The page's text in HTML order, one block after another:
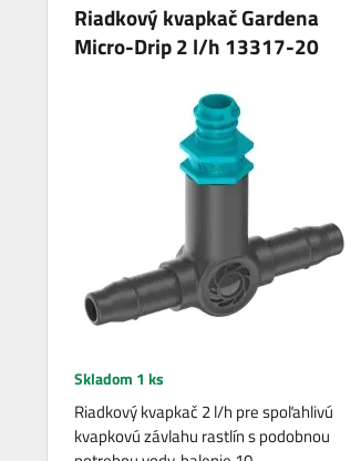
Riadkový kvapkač Gardena
Micro-Drip 2 l/h 13317-20
Skladom 1 ks
Riadkový kvapkač 2 l/h pre spoľahlivú
kvapkovú závlahu rastlín s podobnou